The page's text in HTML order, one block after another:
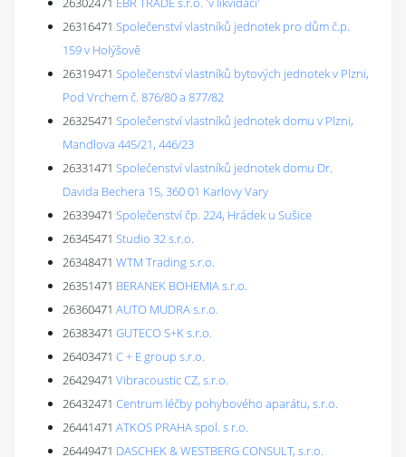
26316471 Společenství vlastníků jednotek pro dům č.p.
159 v Holýšově
26319471 Společenství vlastníků bytových jednotek v Plzni,
Pod Vrchem č. 876/80 a 877/82
26325471 Společenství vlastníků jednotek domu v Plzni,
Mandlova 445/21, 446/23
26331471 Společenství vlastníků jednotek domu Dr.
Davida Bechera 15, 360 01 Karlovy Vary
26339471 Společenství čp. 224, Hrádek u Sušice
26345471 Studio 32 s.r.o.
26348471 WTM Trading s.r.o.
26351471 BERANEK BOHEMIA s.r.o.
26360471 AUTO MUDRA s.r.o.
26383471 GUTECO S+K s.r.o.
26403471 C + E group s.r.o.
26429471 Vibracoustic CZ, s.r.o.
26432471 Centrum léčby pohybového aparátu, s.r.o.
26441471 ATKOS PRAHA spol. s r.o.
26449471 DASCHEK & WESTBERG CONSULT, s.r.o.